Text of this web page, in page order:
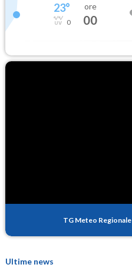
23°
0
ore
00
TG Meteo Regionale
Ultime news